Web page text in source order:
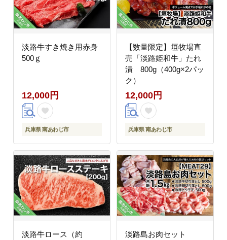
淡路牛すき焼き用赤身
500ｇ
12,000円
兵庫県 南あわじ市
【数量限定】垣牧場直
売「淡路姫和牛」たれ
漬 800g（400g×2パッ
ク）
12,000円
兵庫県 南あわじ市
淡路牛ロース（約
淡路島お肉セット